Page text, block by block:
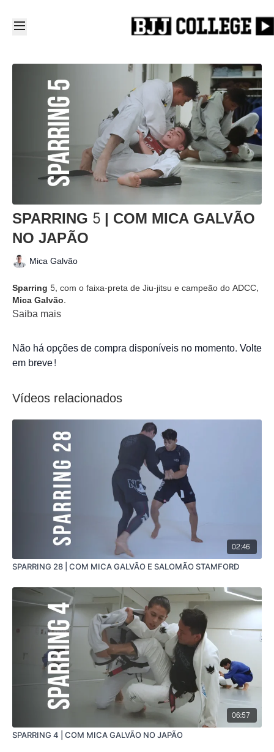
SPARRING 5 | COM MICA GALVÃO
NO JAPÃO
Mica Galvão
Sparring 5, com o faixa-preta de Jiu-jitsu e campeão do ADCC,
Mica Galvão.
Saiba mais
Não há opções de compra disponíveis no momento. Volte
em breve!
Vídeos relacionados
02:46
SPARRING 28 | COM MICA GALVÃO E SALOMÃO STAMFORD
06:57
SPARRING 4 | COM MICA GALVÃO NO JAPÃO